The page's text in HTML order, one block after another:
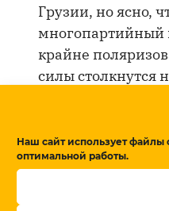
Наш сайт использует
оптимальной работы.
Грузии, но ясно,
многопартийный
крайне
силы столкнутся
характерными
“Грузинской
большинство,
функцию